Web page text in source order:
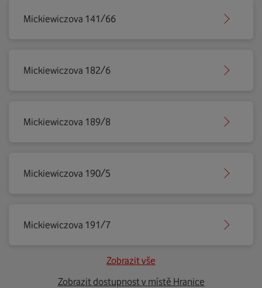
Mickiewiczova 141/66
Mickiewiczova 182/6
Mickiewiczova 189/8
Mickiewiczova 190/5
Mickiewiczova 191/7
Zobrazit vše
Zobrazit dostupnost v místě Hranice